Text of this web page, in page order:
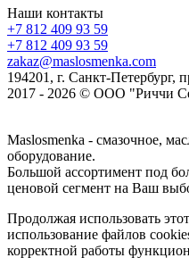
Наши контакты
+7 812 409 93 59
+7 812 409 93 59
zakaz@maslosmenka.com
194201, г. Санкт-Петербург,
2017 - 2026 © ООО "Риччи
Maslosmenka - смазочное,
оборудование.
Большой ассортимент под
ценовой сегмент на Ваш
Продолжая использовать
использование файлов
корректной работы